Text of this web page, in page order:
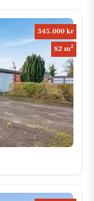
345.000 kr
82 m2